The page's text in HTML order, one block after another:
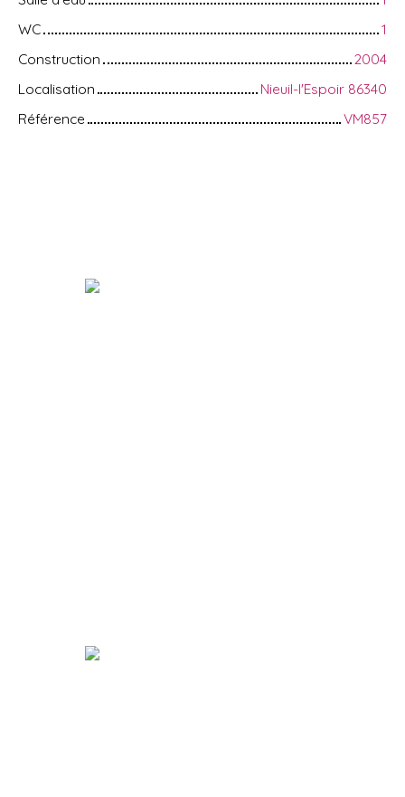
WC
1
Construction
2004
Localisation
Nieuil-l'Espoir 86340
Référence
VM857